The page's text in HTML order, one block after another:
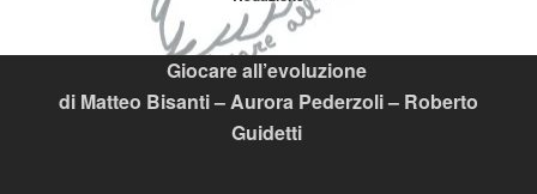
Giocare all’evoluzione
di Matteo Bisanti – Aurora Pederzoli – Roberto
Guidetti